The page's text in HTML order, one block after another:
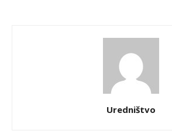
Uredništvo